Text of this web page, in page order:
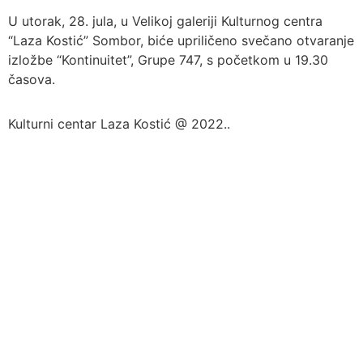
U utorak, 28. jula, u Velikoj galeriji Kulturnog centra
“Laza Kostić” Sombor, biće upriličeno svečano otvaranje
izložbe “Kontinuitet”, Grupe 747, s početkom u 19.30
časova.
Kulturni centar Laza Kostić @ 2022..